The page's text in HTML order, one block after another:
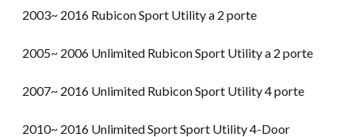
2003~ 2016 Rubicon Sport Utility a 2 porte
2005~ 2006 Unlimited Rubicon Sport Utility a 2 porte
2007~ 2016 Unlimited Rubicon Sport Utility 4 porte
2010~ 2016 Unlimited Sport Sport Utility 4-Door